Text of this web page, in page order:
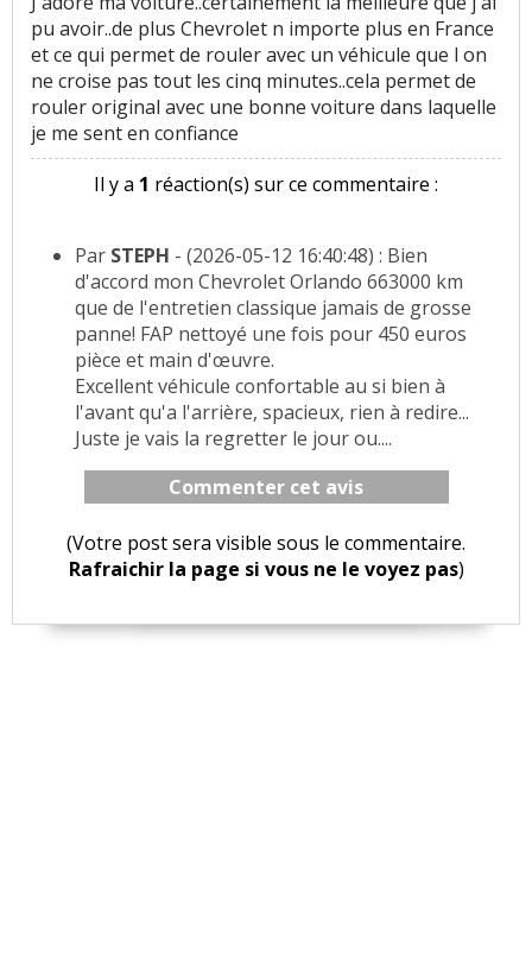
pu avoir..de plus Chevrolet n importe plus en France
et ce qui permet de rouler avec un véhicule que l on
ne croise pas tout les cinq minutes..cela permet de
rouler original avec une bonne voiture dans laquelle
je me sent en confiance
Il y a 1 réaction(s) sur ce commentaire :
Par STEPH - (2026-05-12 16:40:48) : Bien
d'accord mon Chevrolet Orlando 663000 km
que de l'entretien classique jamais de grosse
panne! FAP nettoyé une fois pour 450 euros
pièce et main d'œuvre.
Excellent véhicule confortable au si bien à
l'avant qu'a l'arrière, spacieux, rien à redire...
Juste je vais la regretter le jour ou....
Commenter cet avis
(Votre post sera visible sous le commentaire.
Rafraichir la page si vous ne le voyez pas)